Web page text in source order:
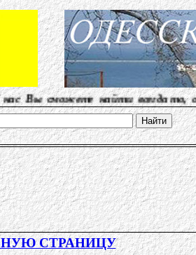
найти всегда то, о чем
СТРАНИЦУ